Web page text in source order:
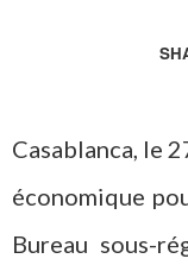
Casablanca, le
économique
Bureau sous-